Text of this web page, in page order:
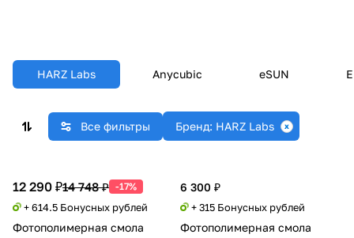
HARZ Labs Anycubic eSUN
Все фильтры Бренд: HARZ Labs
12 290 ₽14 748 ₽ -17%
+ 614.5 Бонусных рублей
Фотополимерная смола
6 300 ₽
+ 315 Бонусных рублей
Фотополимерная смола